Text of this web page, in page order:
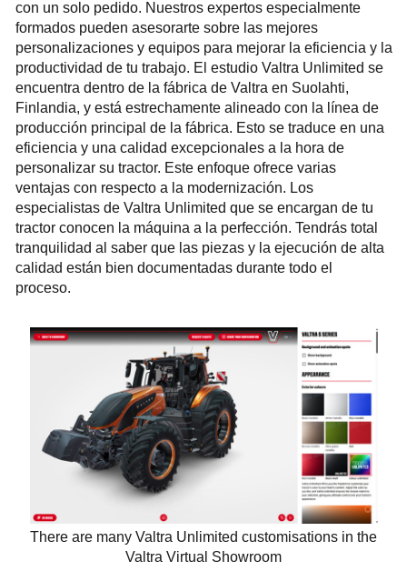
con un solo pedido. Nuestros expertos especialmente
formados pueden asesorarte sobre las mejores
personalizaciones y equipos para mejorar la eficiencia y la
productividad de tu trabajo. El estudio Valtra Unlimited se
encuentra dentro de la fábrica de Valtra en Suolahti,
Finlandia, y está estrechamente alineado con la línea de
producción principal de la fábrica. Esto se traduce en una
eficiencia y una calidad excepcionales a la hora de
personalizar su tractor. Este enfoque ofrece varias
ventajas con respecto a la modernización. Los
especialistas de Valtra Unlimited que se encargan de tu
tractor conocen la máquina a la perfección. Tendrás total
tranquilidad al saber que las piezas y la ejecución de alta
calidad están bien documentadas durante todo el
proceso.
There are many Valtra Unlimited customisations in the
Valtra Virtual Showroom